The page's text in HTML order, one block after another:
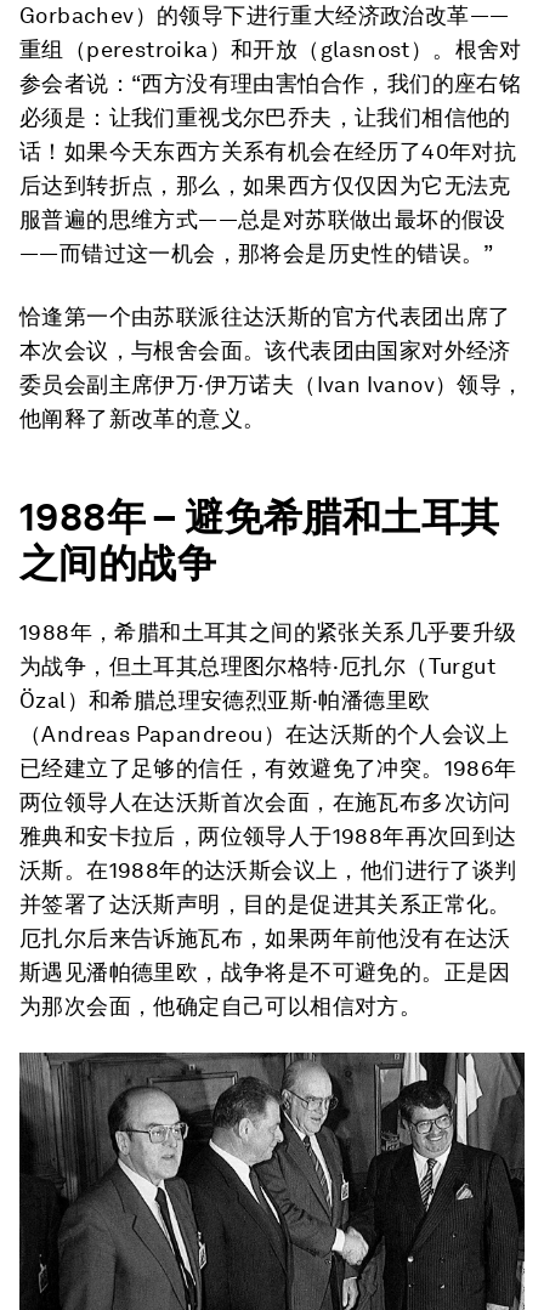
Gorbachev）的领导下进行重大经济政治改革——
重组（perestroika）和开放（glasnost）。根舍对
参会者说：“西方没有理由害怕合作，我们的座右铭
必须是：让我们重视戈尔巴乔夫，让我们相信他的
话！如果今天东西方关系有机会在经历了40年对抗
后达到转折点，那么，如果西方仅仅因为它无法克
服普遍的思维方式——总是对苏联做出最坏的假设
——而错过这一机会，那将会是历史性的错误。”
恰逢第一个由苏联派往达沃斯的官方代表团出席了
本次会议，与根舍会面。该代表团由国家对外经济
委员会副主席伊万·伊万诺夫（Ivan Ivanov）领导，
他阐释了新改革的意义。
1988年–避免希腊和土耳其
之间的战争
1988年，希腊和土耳其之间的紧张关系几乎要升级
为战争，但土耳其总理图尔格特·厄扎尔（Turgut
Özal）和希腊总理安德烈亚斯·帕潘德里欧
（Andreas Papandreou）在达沃斯的个人会议上
已经建立了足够的信任，有效避免了冲突。1986年
两位领导人在达沃斯首次会面，在施瓦布多次访问
雅典和安卡拉后，两位领导人于1988年再次回到达
沃斯。在1988年的达沃斯会议上，他们进行了谈判
并签署了达沃斯声明，目的是促进其关系正常化。
厄扎尔后来告诉施瓦布，如果两年前他没有在达沃
斯遇见潘帕德里欧，战争将是不可避免的。正是因
为那次会面，他确定自己可以相信对方。